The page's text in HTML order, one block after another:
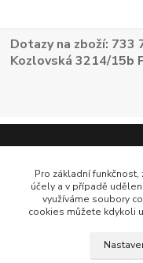
Dotazy na zboží: 733
Kozlovská 3214/15b
Pro základní
účely a v případě
využíváme soubory
cookies můžete kdykoli